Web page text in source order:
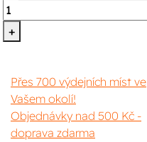
+
Přes 700 výdejních míst ve
Vašem okolí!
Objednávky nad 500 Kč -
doprava zdarma